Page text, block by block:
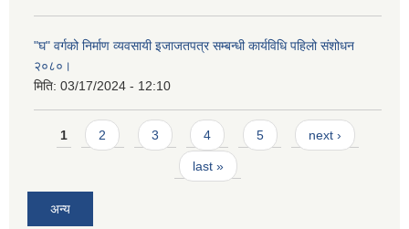
"घ" वर्गको निर्माण व्यवसायी इजाजतपत्र सम्बन्धी कार्यविधि पहिलो संशोधन
२०८०।
मिति: 03/17/2024 - 12:10
Pages
1 2 3 4 5 next ›
last »
अन्य